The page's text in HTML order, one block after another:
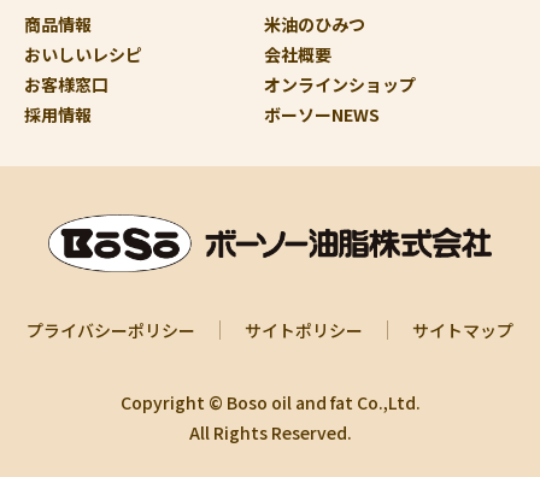
商品情報
米油のひみつ
おいしいレシピ
会社概要
お客様窓口
オンラインショップ
採用情報
ボーソーNEWS
プライバシーポリシー サイトポリシー サイトマップ
Copyright © Boso oil and fat Co.,Ltd.
All Rights Reserved.